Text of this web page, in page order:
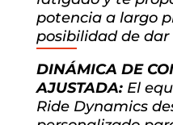
potencia a largo
posibilidad de
DINÁMICA DE
AJUSTADA:El
Ride Dynamics